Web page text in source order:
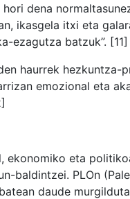
dena
ikasgela itxi eta
ezagutza batzuk”. [11]
haurrek
emozional eta
eta
baldintzei. PLOn
daude